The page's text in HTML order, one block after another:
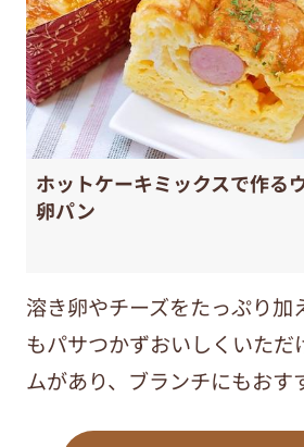
ホットケーキミックスで作る
卵パン
溶き卵やチーズをたっぷり加
もパサつかずおいしくいただ
ムがあり、ブランチにもおす